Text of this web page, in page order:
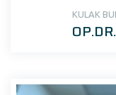
KULAK